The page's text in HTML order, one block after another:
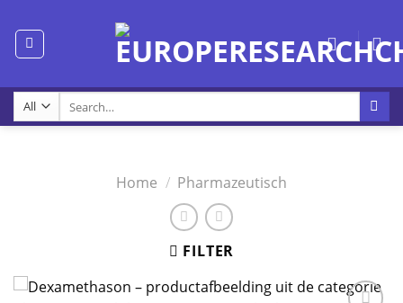
content
for:
Home / Pharmazeutisch
FILTER